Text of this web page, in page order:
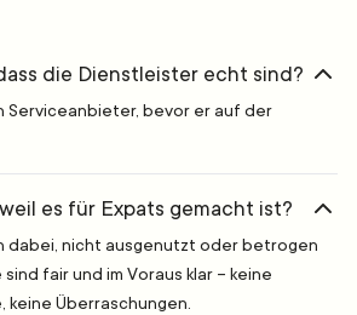
die Dienstleister echt sind?
Serviceanbieter, bevor er auf der
es für Expats gemacht ist?
dabei, nicht ausgenutzt oder betrogen
fair und im Voraus klar – keine
Überraschungen.